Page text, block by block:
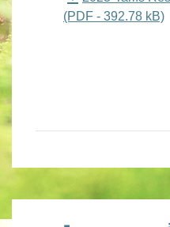
(PDF - 392.78 kB)